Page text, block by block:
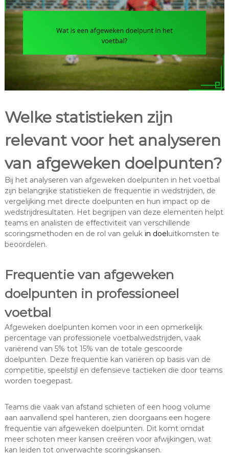
Welke statistieken zijn
relevant voor het analyseren
van afgeweken doelpunten?
Bij het analyseren van afgeweken doelpunten in het voetbal
zijn belangrijke statistieken de frequentie in wedstrijden, de
vergelijking met directe doelpunten en hun impact op de
wedstrijdresultaten. Het begrijpen van deze elementen helpt
teams en analisten de effectiviteit van verschillende
scoringsmethoden en de rol van geluk in doeluitkomsten te
beoordelen.
Frequentie van afgeweken
doelpunten in professioneel
voetbal
Afgeweken doelpunten komen voor in een opmerkelijk
percentage van professionele voetbalwedstrijden, vaak
variërend van 5% tot 15% van de totale gescoorde
doelpunten. Deze frequentie kan variëren op basis van de
competitie, speelstijl en defensieve tactieken die door teams
worden toegepast.
Teams die vaak van afstand schieten of een hoog volume
aan aanvallend spel hanteren, zien doorgaans een hogere
frequentie van afgeweken doelpunten. Dit komt omdat
meer schoten meer kansen creëren voor afwijkingen, wat
kan leiden tot onverwachte scoringskansen.